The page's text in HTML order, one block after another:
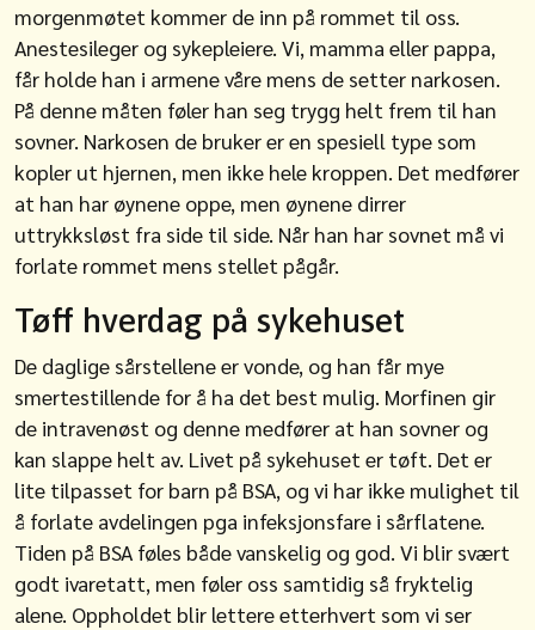
morgenmøtet kommer de inn på rommet til oss.
Anestesileger og sykepleiere. Vi, mamma eller pappa,
får holde han i armene våre mens de setter narkosen.
På denne måten føler han seg trygg helt frem til han
sovner. Narkosen de bruker er en spesiell type som
kopler ut hjernen, men ikke hele kroppen. Det medfører
at han har øynene oppe, men øynene dirrer
uttrykksløst fra side til side. Når han har sovnet må vi
forlate rommet mens stellet pågår.
Tøff hverdag på sykehuset
De daglige sårstellene er vonde, og han får mye
smertestillende for å ha det best mulig. Morfinen gir
de intravenøst og denne medfører at han sovner og
kan slappe helt av. Livet på sykehuset er tøft. Det er
lite tilpasset for barn på BSA, og vi har ikke mulighet til
å forlate avdelingen pga infeksjonsfare i sårflatene.
Tiden på BSA føles både vanskelig og god. Vi blir svært
godt ivaretatt, men føler oss samtidig så fryktelig
alene. Oppholdet blir lettere etterhvert som vi ser